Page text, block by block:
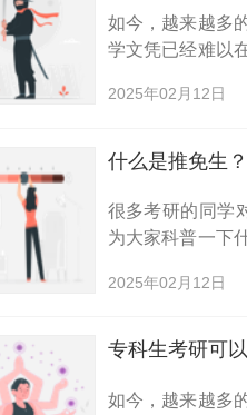
如今，越来越多
学文凭已经难以
的河南高校，以帮
2025年02月12日
什么是推免生
很多考研的同学
为大家科普一下
也叫做推研，是指
2025年02月12日
专科生考研可
如今，越来越多